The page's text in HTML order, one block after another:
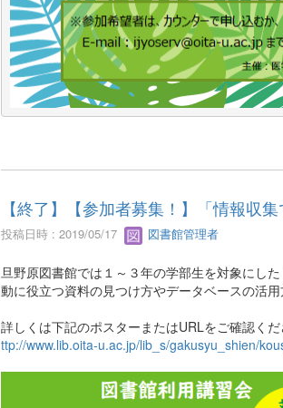
【終了】【参加者募集！】「情報収
投稿日時 : 2019/05/17 図書館管理者
旦野原図書館では１～３年の学部生を対象にし
動に役立つ資料の見つけ方やデータベースの活
詳しくは下記のポスターまたはURLをご確認くだ
ttp://www.lib.oita-u.ac.jp/lib_s/gakusyu_shien/